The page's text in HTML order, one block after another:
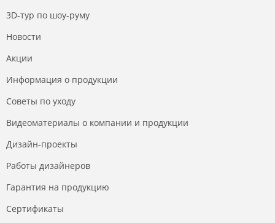
3D-тур по шоу-руму
Новости
Акции
Информация о продукции
Советы по уходу
Видеоматериалы о компании и продукции
Дизайн-проекты
Работы дизайнеров
Гарантия на продукцию
Сертификаты